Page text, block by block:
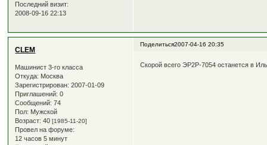
Последний визит:
2008-09-16 22:13
Поделиться2007-04-16 20:35
CLEM
Машинист 3-го класса
Откуда: Москва
Зарегистрирован: 2007-01-09
Приглашений: 0
Сообщений: 74
Пол: Мужской
Возраст: 40[1985-11-20]
Провел на форуме:
12 часов 5 минут
Скорой всего ЭР2Р-7054 останется в